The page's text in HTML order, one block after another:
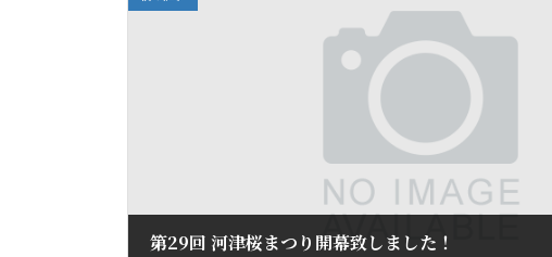
第29回 河津桜まつり開幕致しました！